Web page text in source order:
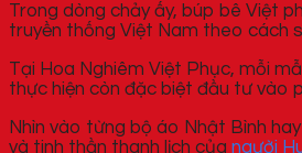
Trong dòng chảy ấy, búp bê Việt
truyền thống Việt Nam theo cách
Tại Hoa Nghiêm Việt Phục, mỗi
thực hiện còn đặc biệt đầu tư vào
Nhìn vào từng bộ áo Nhật Bình
và tinh thần thanh lịch của người